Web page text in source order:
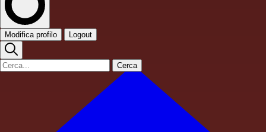
Modifica profilo Logout
Cerca